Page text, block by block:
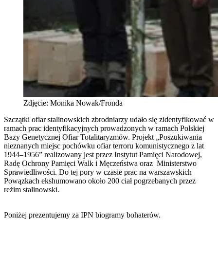
Zdjęcie: Monika Nowak/Fronda
Szczątki ofiar stalinowskich zbrodniarzy udało się zidentyfikować w
ramach prac identyfikacyjnych prowadzonych w ramach Polskiej
Bazy Genetycznej Ofiar Totalitaryzmów. Projekt „Poszukiwania
nieznanych miejsc pochówku ofiar terroru komunistycznego z lat
1944–1956” realizowany jest przez Instytut Pamięci Narodowej,
Radę Ochrony Pamięci Walk i Męczeństwa oraz Ministerstwo
Sprawiedliwości. Do tej pory w czasie prac na warszawskich
Powązkach ekshumowano około 200 ciał pogrzebanych przez
reżim stalinowski.
Poniżej prezentujemy za IPN biogramy bohaterów.